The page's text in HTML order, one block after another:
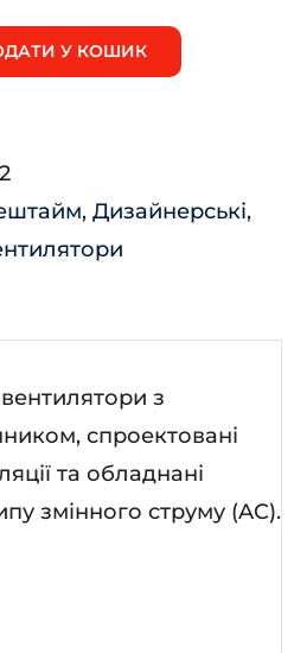
У КОШИК
, Дизайнерські,
з
спроектовані
та обладнані
змінного струму (AC).